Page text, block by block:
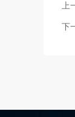
上
下